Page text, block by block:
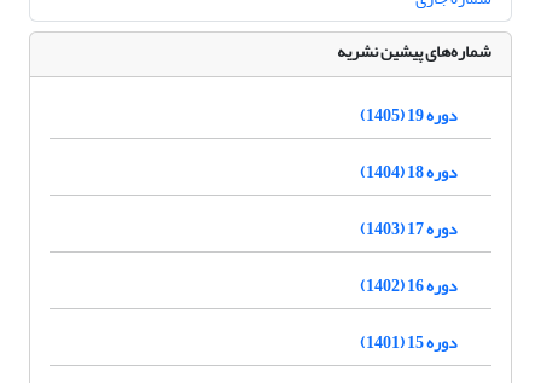
شماره‌های پیشین نشریه
دوره 19 (1405)
دوره 18 (1404)
دوره 17 (1403)
دوره 16 (1402)
دوره 15 (1401)